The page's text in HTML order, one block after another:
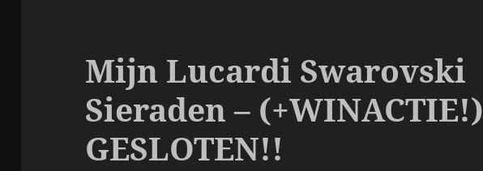
Mijn Lucardi Swarovski
Sieraden – (+WINACTIE!)
GESLOTEN!!